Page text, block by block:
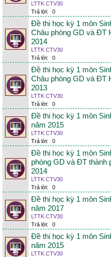
LTTK CTV30
Trả lời:
0
Đề thi học kỳ 1 môn
Châu phòng GD và ĐT
2014
LTTK CTV30
Trả lời:
0
Đề thi học kỳ 1 môn
Châu phòng GD và ĐT
2013
LTTK CTV30
Trả lời:
0
Đề thi học kỳ 1 môn
năm 2015
LTTK CTV30
Trả lời:
0
Đề thi học kỳ 1 môn
phòng GD và ĐT thành
2014
LTTK CTV30
Trả lời:
0
Đề thi học kỳ 1 môn
năm 2017
LTTK CTV30
Trả lời:
0
Đề thi học kỳ 1 môn
năm 2015
LTTK CTV30